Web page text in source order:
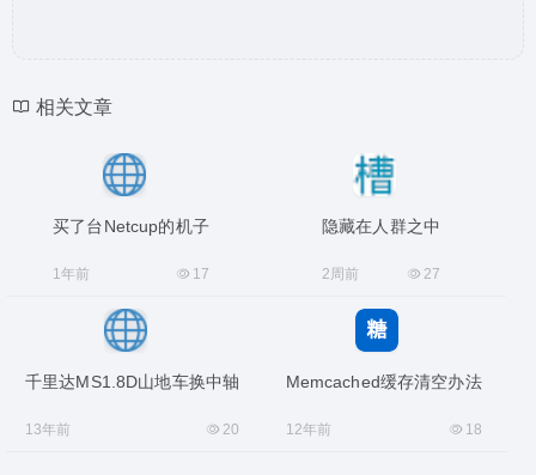
相关文章
买了台Netcup的机子
1年前 17
隐藏在人群之中
2周前 27
千里达MS1.8D山地车换中轴
13年前 20
Memcached缓存清空办法
12年前 18